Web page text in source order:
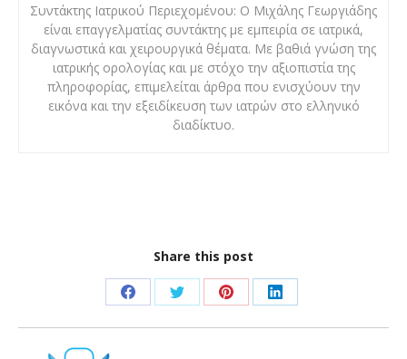
Συντάκτης Ιατρικού Περιεχομένου: Ο Μιχάλης Γεωργιάδης
είναι επαγγελματίας συντάκτης με εμπειρία σε ιατρικά,
διαγνωστικά και χειρουργικά θέματα. Με βαθιά γνώση της
ιατρικής ορολογίας και με στόχο την αξιοπιστία της
πληροφορίας, επιμελείται άρθρα που ενισχύουν την
εικόνα και την εξειδίκευση των ιατρών στο ελληνικό
διαδίκτυο.
Share this post